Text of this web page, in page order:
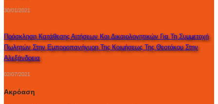
30/01/2021
Πρόσκληση Κατάθεσης Αιτήσεων Και Δικαιολογητικών Για Τη Συμμετοχή
Πωλητών Στην Εμποροπανήγυρη Της Κοιμήσεως Της Θεοτόκου Στην
Αλεξάνδρεια
02/07/2021
Ακρόαση